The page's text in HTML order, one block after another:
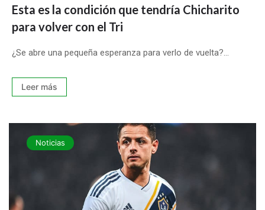
Esta es la condición que tendría Chicharito
para volver con el Tri
¿Se abre una pequeña esperanza para verlo de vuelta?...
Leer más
Noticias